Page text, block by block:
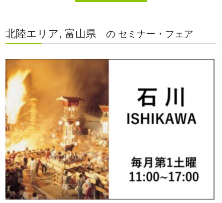
北陸エリア, 富山県 の セミナー・フェア